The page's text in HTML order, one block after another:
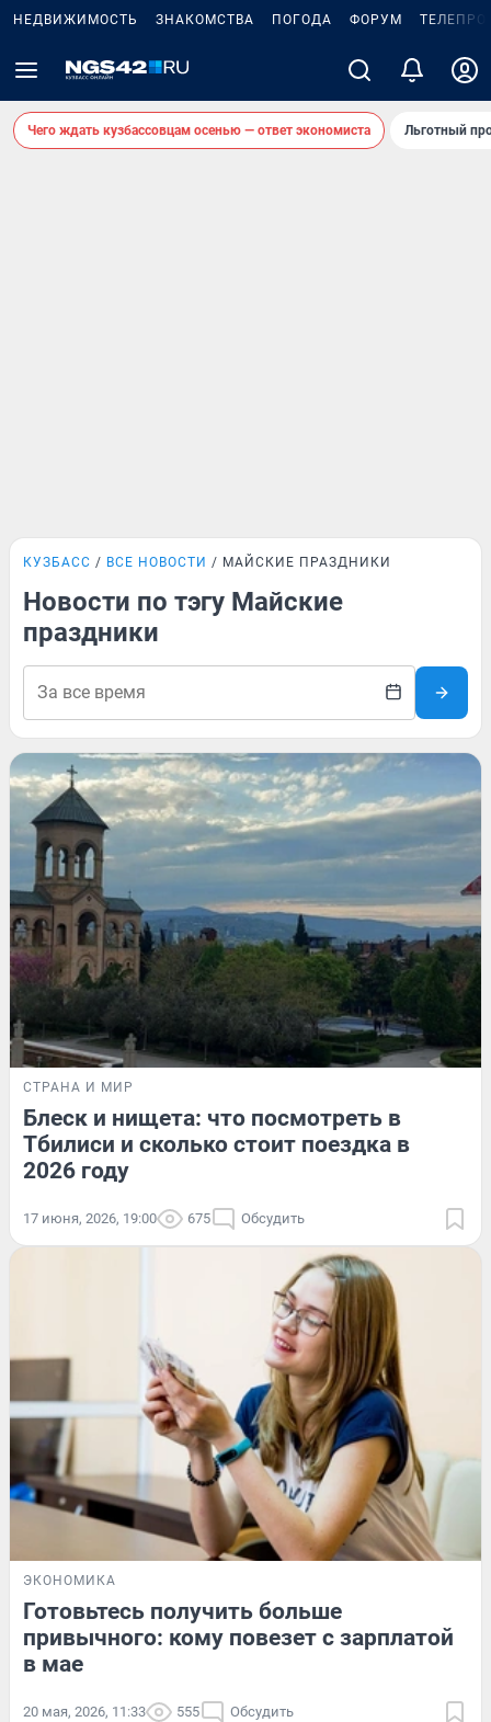
НЕДВИЖИМОСТЬ ЗНАКОМСТВА ПОГОДА ФОРУМ
Чего ждать кузбассовцам осенью — ответ экономиста Льготный
КУЗБАСС ВСЕ НОВОСТИ МАЙСКИЕ ПРАЗДНИКИ
Новости по тэгу Майские
праздники
СТРАНА И МИР
Блеск и нищета: что посмотреть в
Тбилиси и сколько стоит поездка в
2026 году
17 июня, 2026, 19:00 675 Обсудить
ЭКОНОМИКА
Готовьтесь получить больше
привычного: кому повезет с зарплатой
в мае
20 мая, 2026, 11:33 555 Обсудить